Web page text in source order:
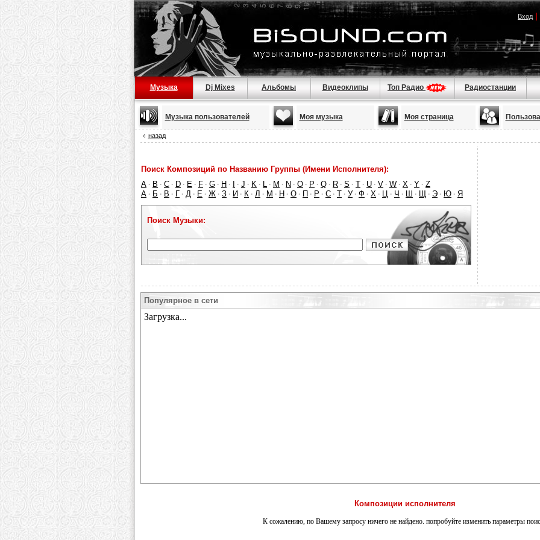
Вход|
Музыка Dj Mixes Альбомы Видеоклипы Топ Радио Радиостанции
Музыка пользователей Моя музыка Моя страница
назад
Поиск Композиций по Названию Группы (Имени Исполнителя):
A · B · C · D · E · F · G · H · · J · K · L · M · N · O · P · Q · R · S · T · U · V · W · X · Y · Z
А · Б · В · Г · Д · Е · Ж · З · И · К · Л · М · Н · О · П · Р · С · Т · У · Ф · Х · Ц · Ч · Ш · Щ · Э · Ю · Я
Поиск Музыки:
Популярное в сети
Композиции исполнителя
К сожалению, по Вашему запросу ничего не найдено. попробуйте изменить параметры